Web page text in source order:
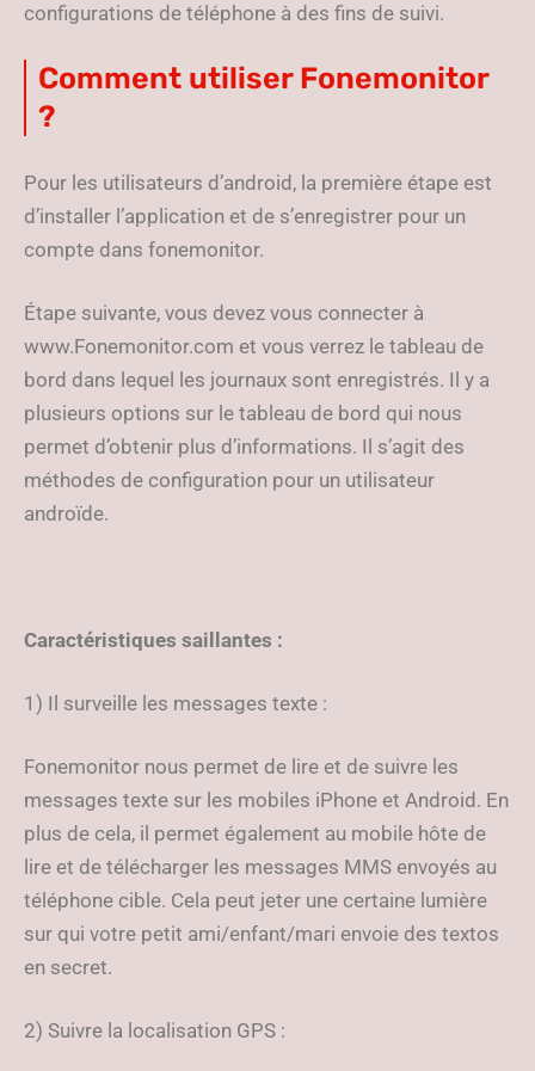
configurations de téléphone à des fins de suivi.
Comment utiliser Fonemonitor
?
Pour les utilisateurs d’android, la première étape est
d’installer l’application et de s’enregistrer pour un
compte dans fonemonitor.
Étape suivante, vous devez vous connecter à
www.Fonemonitor.com et vous verrez le tableau de
bord dans lequel les journaux sont enregistrés. Il y a
plusieurs options sur le tableau de bord qui nous
permet d’obtenir plus d’informations. Il s’agit des
méthodes de configuration pour un utilisateur
androïde.
Caractéristiques saillantes :
1) Il surveille les messages texte :
Fonemonitor nous permet de lire et de suivre les
messages texte sur les mobiles iPhone et Android. En
plus de cela, il permet également au mobile hôte de
lire et de télécharger les messages MMS envoyés au
téléphone cible. Cela peut jeter une certaine lumière
sur qui votre petit ami/enfant/mari envoie des textos
en secret.
2) Suivre la localisation GPS :